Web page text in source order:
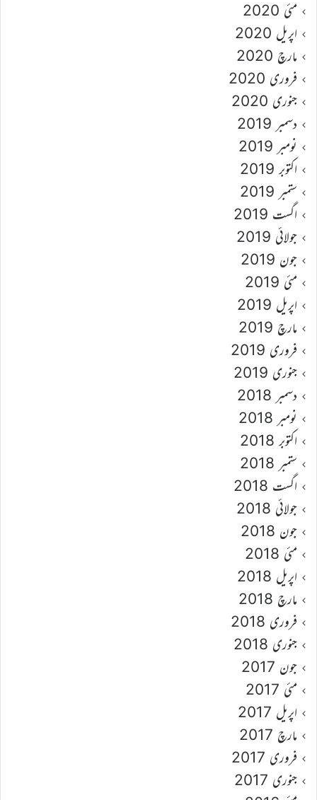
مئی 2020
اپریل 2020
مارچ 2020
فروری 2020
جنوری 2020
دسمبر 2019
نومبر 2019
اکتوبر 2019
ستمبر 2019
اگست 2019
جولائی 2019
جون 2019
مئی 2019
اپریل 2019
مارچ 2019
فروری 2019
جنوری 2019
دسمبر 2018
نومبر 2018
اکتوبر 2018
ستمبر 2018
اگست 2018
جولائی 2018
جون 2018
مئی 2018
اپریل 2018
مارچ 2018
فروری 2018
جنوری 2018
جون 2017
مئی 2017
اپریل 2017
مارچ 2017
فروری 2017
جنوری 2017